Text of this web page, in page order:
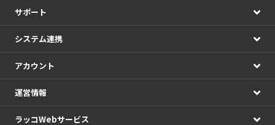
サポート
システム連携
アカウント
運営情報
ラッコWebサービス